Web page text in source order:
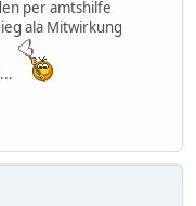
per amtshilfe
ala Mitwirkung